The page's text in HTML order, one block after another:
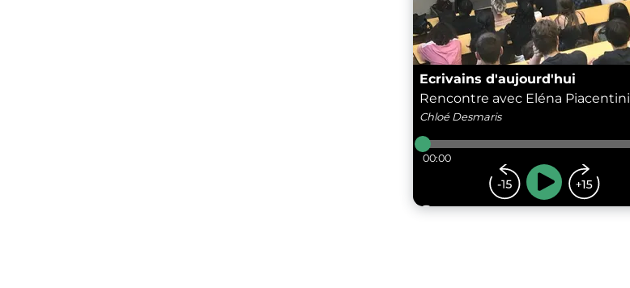
Ecrivains d'aujourd'hui
Rencontre avec Eléna Piacentini
Chloé Desmaris
00:00